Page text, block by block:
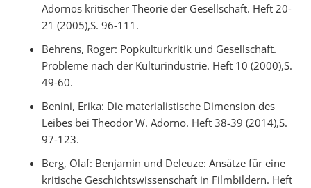
Adornos kritischer Theorie der Gesellschaft. Heft 20-
21 (2005),S. 96-111.
Behrens, Roger: Popkulturkritik und Gesellschaft.
Probleme nach der Kulturindustrie. Heft 10 (2000),S.
49-60.
Benini, Erika: Die materialistische Dimension des
Leibes bei Theodor W. Adorno. Heft 38-39 (2014),S.
97-123.
Berg, Olaf: Benjamin und Deleuze: Ansätze für eine
kritische Geschichtswissenschaft in Filmbildern. Heft